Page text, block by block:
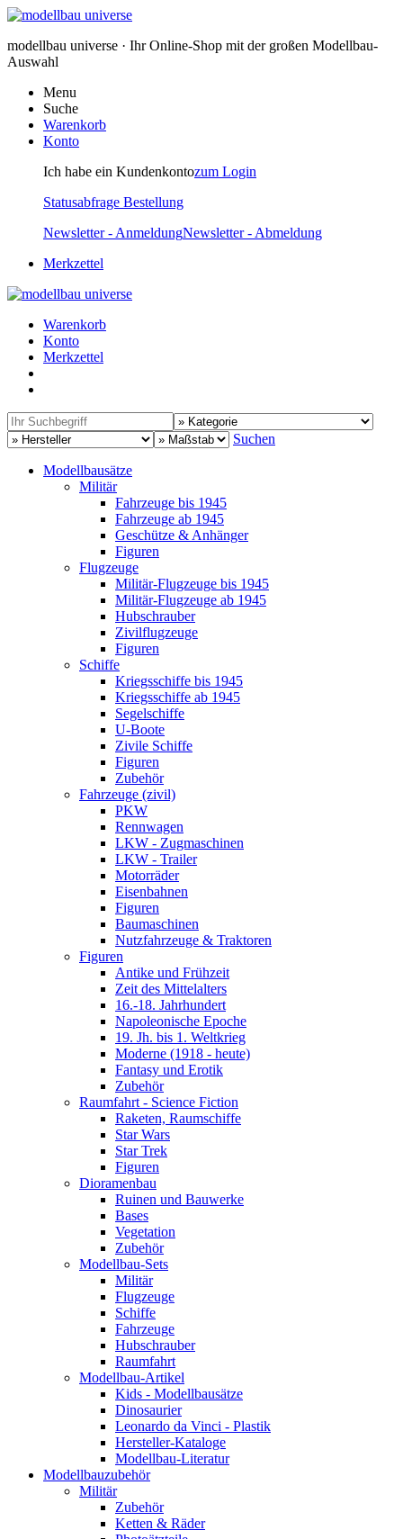
modellbau universe · Ihr Online-Shop mit der großen Modellbau-
Auswahl
Menu
Suche
Warenkorb
Konto
Ich habe ein Kundenkontozum Login
Statusabfrage Bestellung
Newsletter - AnmeldungNewsletter - Abmeldung
Merkzettel
Warenkorb
Konto
Merkzettel
Suchen
Modellbausätze
Militär
Fahrzeuge bis 1945
Fahrzeuge ab 1945
Geschütze & Anhänger
Figuren
Flugzeuge
Militär-Flugzeuge bis 1945
Militär-Flugzeuge ab 1945
Hubschrauber
Zivilflugzeuge
Figuren
Schiffe
Kriegsschiffe bis 1945
Kriegsschiffe ab 1945
Segelschiffe
U-Boote
Zivile Schiffe
Figuren
Zubehör
Fahrzeuge (zivil)
PKW
Rennwagen
LKW - Zugmaschinen
LKW - Trailer
Motorräder
Eisenbahnen
Figuren
Baumaschinen
Nutzfahrzeuge & Traktoren
Figuren
Antike und Frühzeit
Zeit des Mittelalters
16.-18. Jahrhundert
Napoleonische Epoche
19. Jh. bis 1. Weltkrieg
Moderne (1918 - heute)
Fantasy und Erotik
Zubehör
Raumfahrt - Science Fiction
Raketen, Raumschiffe
Star Wars
Star Trek
Figuren
Dioramenbau
Ruinen und Bauwerke
Bases
Vegetation
Zubehör
Modellbau-Sets
Militär
Flugzeuge
Schiffe
Fahrzeuge
Hubschrauber
Raumfahrt
Modellbau-Artikel
Kids - Modellbausätze
Dinosaurier
Leonardo da Vinci - Plastik
Hersteller-Kataloge
Modellbau-Literatur
Modellbauzubehör
Militär
Zubehör
Ketten & Räder